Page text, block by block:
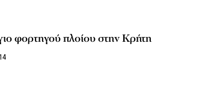
φορτηγού πλοίου στην Κρήτη